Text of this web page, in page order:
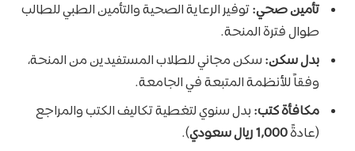
تأمين صحي:توفير الرعاية الصحية والتأمين الطبي للطالب
طوال فترة المنحة.
بدل سكن: سكن مجاني للطلاب المستفيدين من المنحة،
وفقاً للأنظمة المتبعة في الجامعة.
مكافأة كتب: بدل سنوي لتغطية تكاليف الكتب والمراجع
(عادةً1,000 ريال سعودي
).